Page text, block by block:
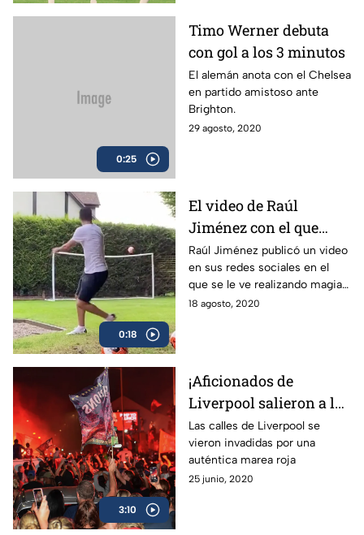
0:25
Timo Werner debuta
con gol a los 3 minutos
El alemán anota con el Chelsea
en partido amistoso ante
Brighton.
29 agosto, 2020
0:18
El video de Raúl
Jiménez con el que
convence a la Juventus
y Cristiano Ronaldo
Raúl Jiménez publicó un video
en sus redes sociales en el
que se le ve realizando magia y
anotando un golazo.
18 agosto, 2020
3:10
¡Aficionados de
Liverpool salieron a las
calles a celebrar el
título de Premier
League!
Las calles de Liverpool se
vieron invadidas por una
auténtica marea roja
25 junio, 2020